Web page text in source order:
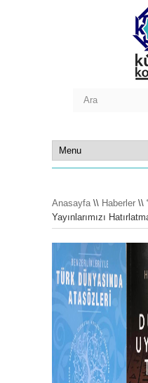
Anasayfa\\ Haberler \\
Yayınlarımızı